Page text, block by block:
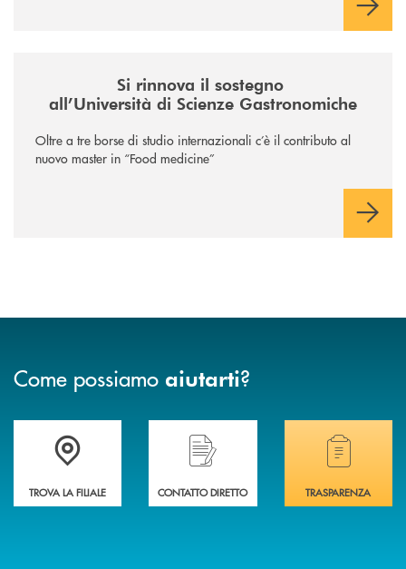
Si rinnova il sostegno
all’Università di Scienze Gastronomiche
Oltre a tre borse di studio internazionali c’è il contributo al
nuovo master in “Food medicine”
Come possiamo aiutarti?
Accedi all' elenco completo delle filiali .
TROVA LA FILIALE
Hai bisogno di assistenza immediata?
CONTATTO DIRETTO
Hai bisogno di
TRASPARENZA